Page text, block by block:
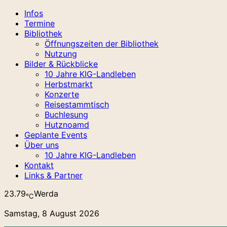
Infos
Termine
Bibliothek
Öffnungszeiten der Bibliothek
Nutzung
Bilder & Rückblicke
10 Jahre KIG-Landleben
Herbstmarkt
Konzerte
Reisestammtisch
Buchlesung
Hutznoamd
Geplante Events
Über uns
10 Jahre KIG-Landleben
Kontakt
Links & Partner
23.79℃Werda
Samstag, 8 August 2026